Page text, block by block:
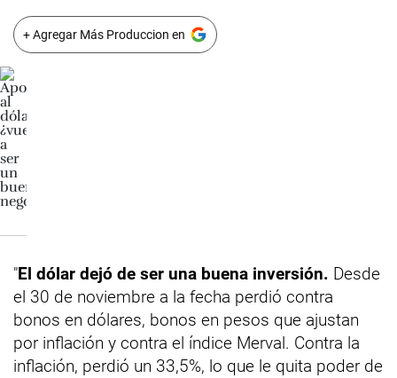
+ Agregar Más Produccion en
"El dólar dejó de ser una buena inversión. Desde
el 30 de noviembre a la fecha perdió contra
bonos en dólares, bonos en pesos que ajustan
por inflación y contra el índice Merval. Contra la
inflación, perdió un 33,5%, lo que le quita poder de